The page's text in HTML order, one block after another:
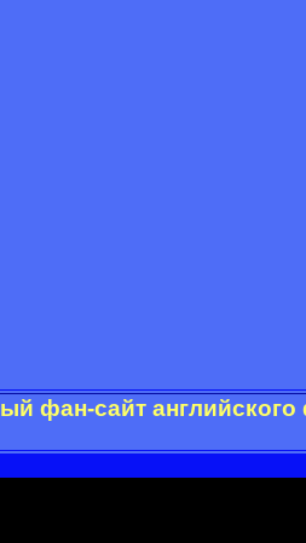
фан-сайт английского